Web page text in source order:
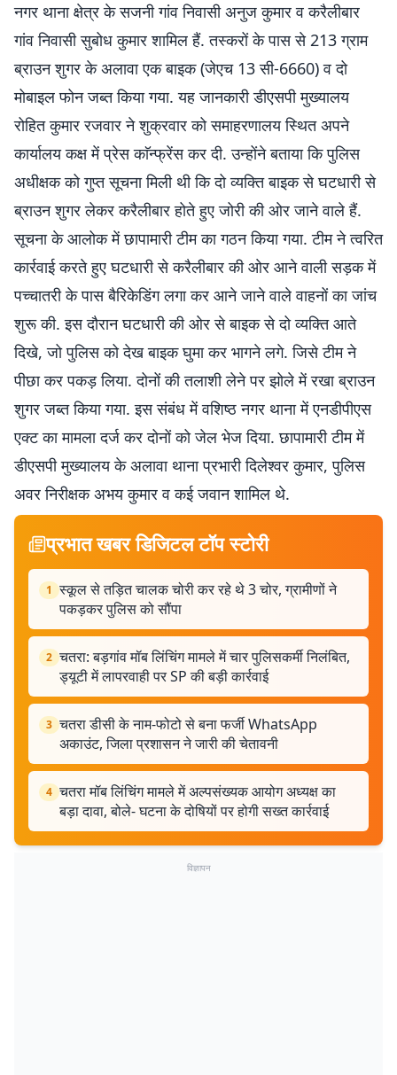
नगर थाना क्षेत्र के सजनी गांव निवासी अनुज कुमार व करैलीबार
गांव निवासी सुबोध कुमार शामिल हैं. तस्करों के पास से 213 ग्राम
ब्राउन शुगर के अलावा एक बाइक (जेएच 13 सी-6660) व दो
मोबाइल फोन जब्त किया गया. यह जानकारी डीएसपी मुख्यालय
रोहित कुमार रजवार ने शुक्रवार को समाहरणालय स्थित अपने
कार्यालय कक्ष में प्रेस काॅन्फ्रेंस कर दी. उन्होंने बताया कि पुलिस
अधीक्षक को गुप्त सूचना मिली थी कि दो व्यक्ति बाइक से घटधारी से
ब्राउन शुगर लेकर करैलीबार होते हुए जोरी की ओर जाने वाले हैं.
सूचना के आलोक में छापामारी टीम का गठन किया गया. टीम ने त्वरित
कार्रवाई करते हुए घटधारी से करैलीबार की ओर आने वाली सड़क में
पच्चातरी के पास बैरिकेडिंग लगा कर आने जाने वाले वाहनों का जांच
शुरू की. इस दौरान घटधारी की ओर से बाइक से दो व्यक्ति आते
दिखे, जो पुलिस को देख बाइक घुमा कर भागने लगे. जिसे टीम ने
पीछा कर पकड़ लिया. दोनों की तलाशी लेने पर झोले में रखा ब्राउन
शुगर जब्त किया गया. इस संबंध में वशिष्ठ नगर थाना में एनडीपीएस
एक्ट का मामला दर्ज कर दोनों को जेल भेज दिया. छापामारी टीम में
डीएसपी मुख्यालय के अलावा थाना प्रभारी दिलेश्वर कुमार, पुलिस
अवर निरीक्षक अभय कुमार व कई जवान शामिल थे.
प्रभात खबर डिजिटल टॉप स्टोरी
1 स्कूल से तड़ित चालक चोरी कर रहे थे 3 चोर, ग्रामीणों ने
पकड़कर पुलिस को सौंपा
2 चतरा: बड़गांव मॉब लिंचिंग मामले में चार पुलिसकर्मी निलंबित,
ड्यूटी में लापरवाही पर SP की बड़ी कार्रवाई
3 चतरा डीसी के नाम-फोटो से बना फर्जी WhatsApp
अकाउंट, जिला प्रशासन ने जारी की चेतावनी
4 चतरा मॉब लिंचिंग मामले में अल्पसंख्यक आयोग अध्यक्ष का
बड़ा दावा, बोले- घटना के दोषियों पर होगी सख्त कार्रवाई
विज्ञापन